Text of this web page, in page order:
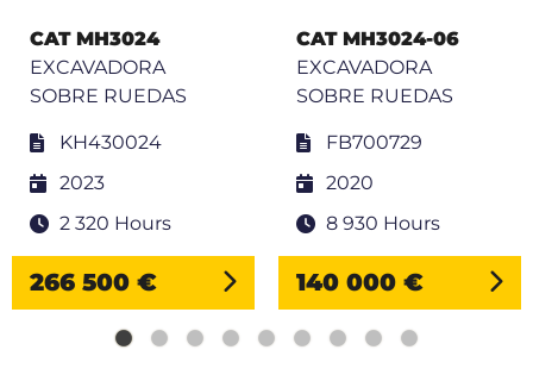
CAT MH3024
EXCAVADORA
SOBRE RUEDAS
KH430024
2023
2 320 Hours
266 500 €
CAT MH3024-06
EXCAVADORA
SOBRE RUEDAS
FB700729
2020
8 930 Hours
140 000 €